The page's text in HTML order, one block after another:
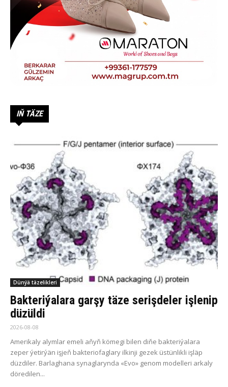
IŇ TÄZE
Dünýä täzelikleri
Bakteriýalara garşy täze serişdeler işlenip
düzüldi
2026-08-08
Amerikaly alymlar emeli aňyň kömegi bilen diňe bakteriýalara
zeper ýetirýän işjeň bakteriofaglary ilkinji gezek üstünlikli işläp
düzdiler. Barlaghana synaglarynda «Evo» genom modelleri arkaly
döredilen...